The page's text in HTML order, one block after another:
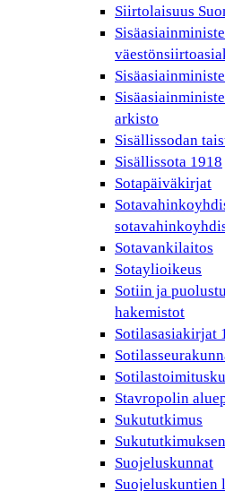
Siirtolaisuus
arkisto
Sisällissodan
Sisällissota 1918
Sotapäiväkirjat
Sotavankilaitos
Sotaylioikeus
Sotiin ja
hakemistot
Sotilasasiakirjat
Stavropolin
Sukututkimus
Suojeluskunnat
Suojeluskuntien